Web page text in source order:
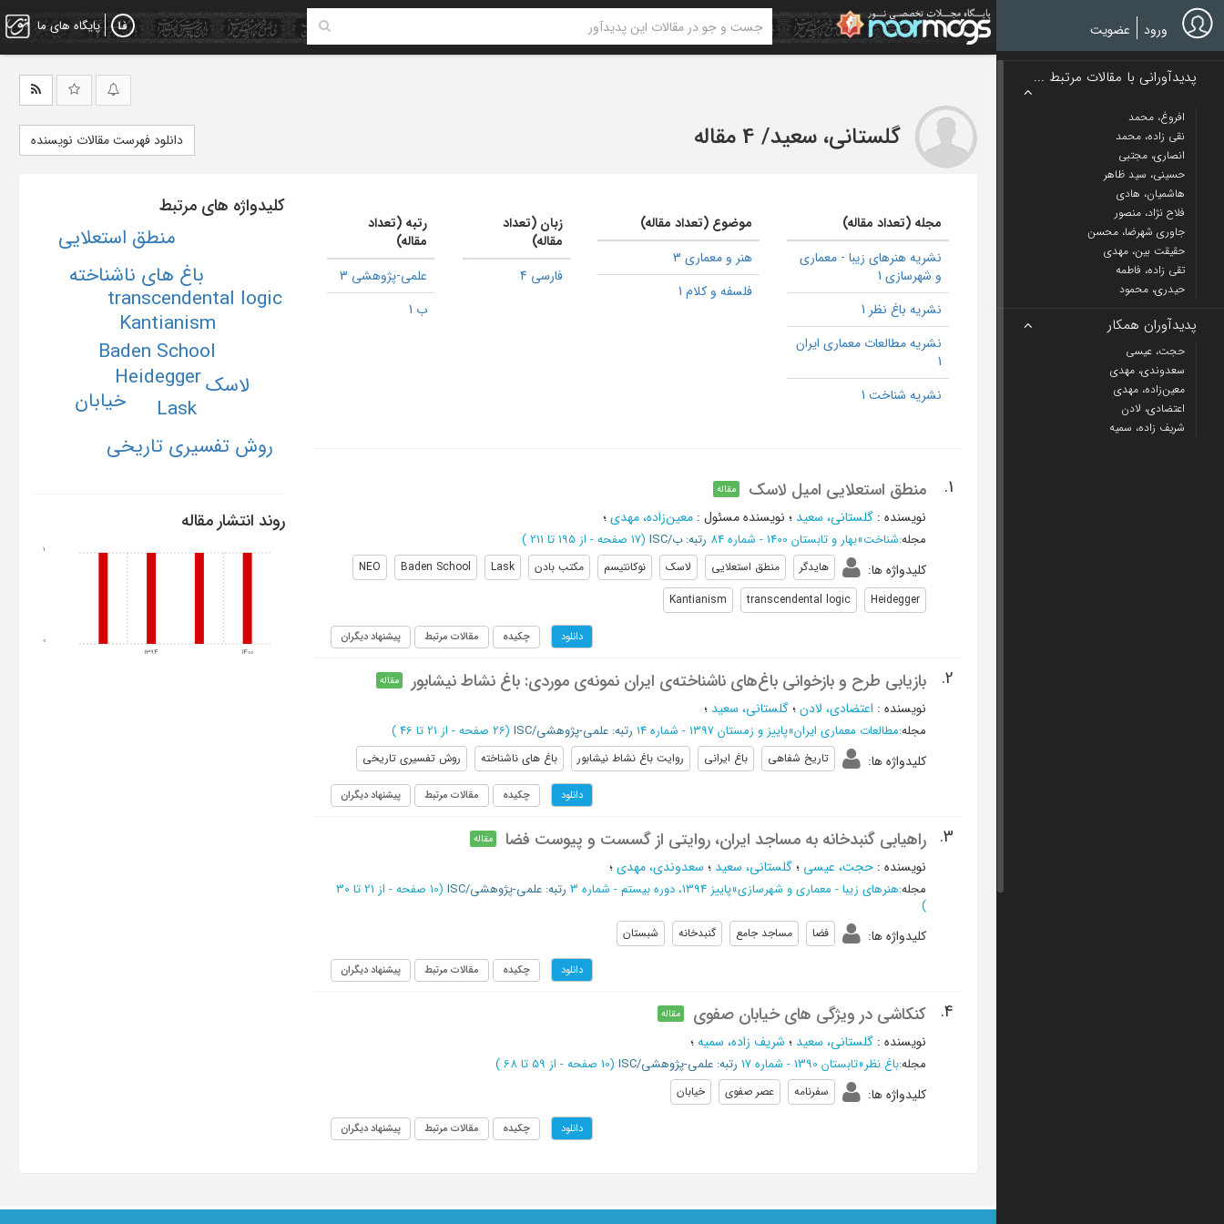
Skip
to
main
پایگاه های ما ورود عضویت
پدیدآورانی با مقالات مرتبط ...
افروغ، محمد
نقی زاده، محمد
انصاری، مجتبی
حسینی، سید ظاهر
هاشمیان، هادی
فلاح نژاد، منصور
جاوری شهرضا، محسن
حقیقت بین، مهدی
تقی زاده، فاطمه
حیدری، محمود
پدیدآوران همکار
حجت، عیسی
سعدوندی، مهدی
معین‌زاده، مهدی
اعتضادی، لادن
شریف زاده، سمیه
گلستانی، سعید/ 4 مقاله دانلود فهرست مقالات نویسنده
مجله (تعداد مقاله)
نشریه هنرهای زیبا - معماری
و شهرسازی 1
نشریه باغ نظر 1
نشریه مطالعات معماری ایران
1
نشریه شناخت 1
موضوع (تعداد مقاله)
هنر و معماری 3
فلسفه و کلام 1
زبان (تعداد
مقاله)
فارسی 4
رتبه (تعداد
مقاله)
علمی-پژوهشی 3
ب 1
1. منطق استعلایی امیل لاسک مقاله
نویسنده : گلستانی، سعید ؛ نویسنده مسئول : معین‌زاده، مهدی؛
مجله:شناخت»بهار و تابستان 1400 - شماره 84 رتبه: ب/ISC (‎17 صفحه - از 195 تا 211 )
کلیدواژه ها: هایدگر منطق استعلایی لاسک نوکانتیسم مکتب بادن Lask
Baden School
NEO
Heidegger
transcendental logic
Kantianism
دانلود چکیده مقالات مرتبط پیشنهاد دیگران
2. بازیابی طرح و بازخوانی باغ‌های ناشناخته‌ی ایران نمونه‌ی موردی: باغ نشاط نیشابور مقاله
نویسنده : اعتضادی، لادن؛گلستانی، سعید ؛
مجله:مطالعات معماری ایران»پاییز و زمستان 1397 - شماره 14 رتبه: علمی-پژوهشی/ISC (‎26 صفحه - از 21 تا 46 )
کلیدواژه ها: تاریخ شفاهی باغ ایرانی روایت باغ نشاط نیشابور باغ های ناشناخته روش تفسیری تاریخی
دانلود چکیده مقالات مرتبط پیشنهاد دیگران
3. راهیابی گنبدخانه به مساجد ایران، روایتی از گسست و پیوست فضا مقاله
نویسنده : حجت، عیسی ؛گلستانی، سعید ؛ سعدوندی، مهدی؛
مجله:هنرهای زیبا - معماری و شهرسازی»پاییز 1394، دوره بیستم - شماره 3 رتبه: علمی-پژوهشی/ISC (‎10 صفحه -
از 21 تا 30
)
کلیدواژه ها: فضا مساجد جامع گنبدخانه شبستان
دانلود چکیده مقالات مرتبط پیشنهاد دیگران
4. کنکاشی در ویژگی های خیابان صفوی مقاله
نویسنده : گلستانی، سعید ؛ شریف زاده، سمیه؛
مجله:باغ نظر»تابستان 1390 - شماره 17 رتبه: علمی-پژوهشی/ISC (‎10 صفحه - از 59 تا 68 )
کلیدواژه ها: سفرنامه عصر صفوی خیابان
دانلود چکیده مقالات مرتبط پیشنهاد دیگران
کلیدواژه های مرتبط
Baden School
Heidegger
Kantianism
Lask
transcendental logic
باغ های ناشناخته
خیابان
روش تفسیری تاریخی
لاسک
منطق استعلایی
روند انتشار مقاله
1394 1400
0
1